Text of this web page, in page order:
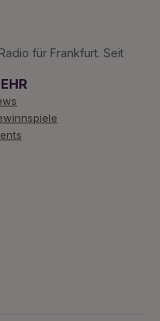
für Frankfurt. Seit